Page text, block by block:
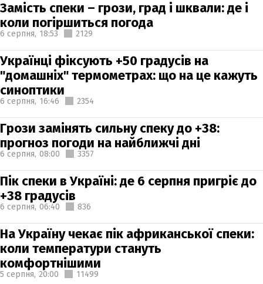
Замість спеки – грози, град і шквали: де і
коли погіршиться погода
6 серпня, 18:53 2129
Українці фіксують +50 градусів на
"домашніх" термометрах: що на це кажуть
синоптики
6 серпня, 16:46 2354
Грози замінять сильну спеку до +38:
прогноз погоди на найближчі дні
6 серпня, 08:00 3357
Пік спеки в Україні: де 6 серпня пригріє до
+38 градусів
6 серпня, 06:40 836
На Україну чекає пік африканської спеки:
коли температури стануть
комфортнішими
5 серпня, 20:00 11499